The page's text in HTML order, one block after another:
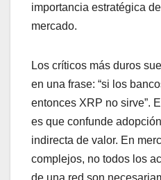
importancia estratégica
mercado.
Los críticos más duros
en una frase: “si los
entonces XRP no sirve”.
es que confunde
indirecta de valor. En
complejos, no todos los
de una red son